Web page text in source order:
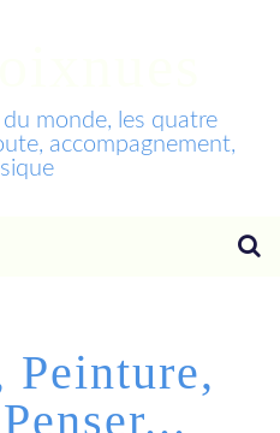
monde, les quatre
accompagnement,
Peinture,